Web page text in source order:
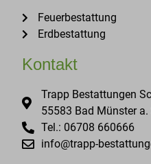
Feuerbestattung
Erdbestattung
Kontakt
Trapp Bestattungen
55583 Bad Münster a.
Tel.: 06708 660666
info@trapp-